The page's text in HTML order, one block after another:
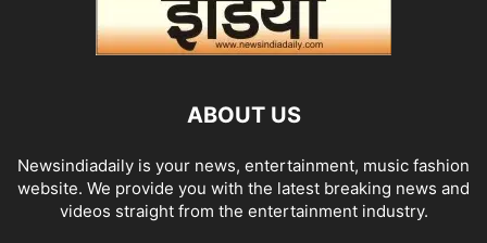
ABOUT US
Newsindiadaily is your news, entertainment, music fashion
website. We provide you with the latest breaking news and
videos straight from the entertainment industry.